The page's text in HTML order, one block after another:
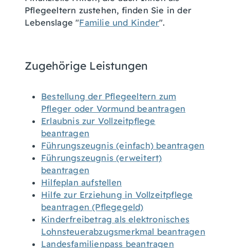
Pflegeeltern zustehen, finden Sie in der
Lebenslage "Familie und Kinder".
Zugehörige Leistungen
Bestellung der Pflegeeltern zum
Pfleger oder Vormund beantragen
Erlaubnis zur Vollzeitpflege
beantragen
Führungszeugnis (einfach) beantragen
Führungszeugnis (erweitert)
beantragen
Hilfeplan aufstellen
Hilfe zur Erziehung in Vollzeitpflege
beantragen (Pflegegeld)
Kinderfreibetrag als elektronisches
Lohnsteuerabzugsmerkmal beantragen
Landesfamilienpass beantragen